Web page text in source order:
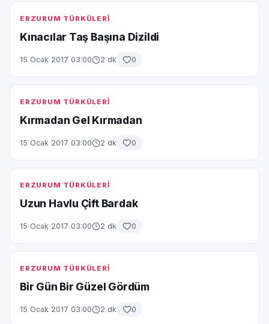
ERZURUM TÜRKÜLERİ
Kınacılar Taş Başına Dizildi
15 Ocak 2017 03:00 2 dk 0
ERZURUM TÜRKÜLERİ
Kırmadan Gel Kırmadan
15 Ocak 2017 03:00 2 dk 0
ERZURUM TÜRKÜLERİ
Uzun Havlu Çift Bardak
15 Ocak 2017 03:00 2 dk 0
ERZURUM TÜRKÜLERİ
Bir Gün Bir Güzel Gördüm
15 Ocak 2017 03:00 2 dk 0